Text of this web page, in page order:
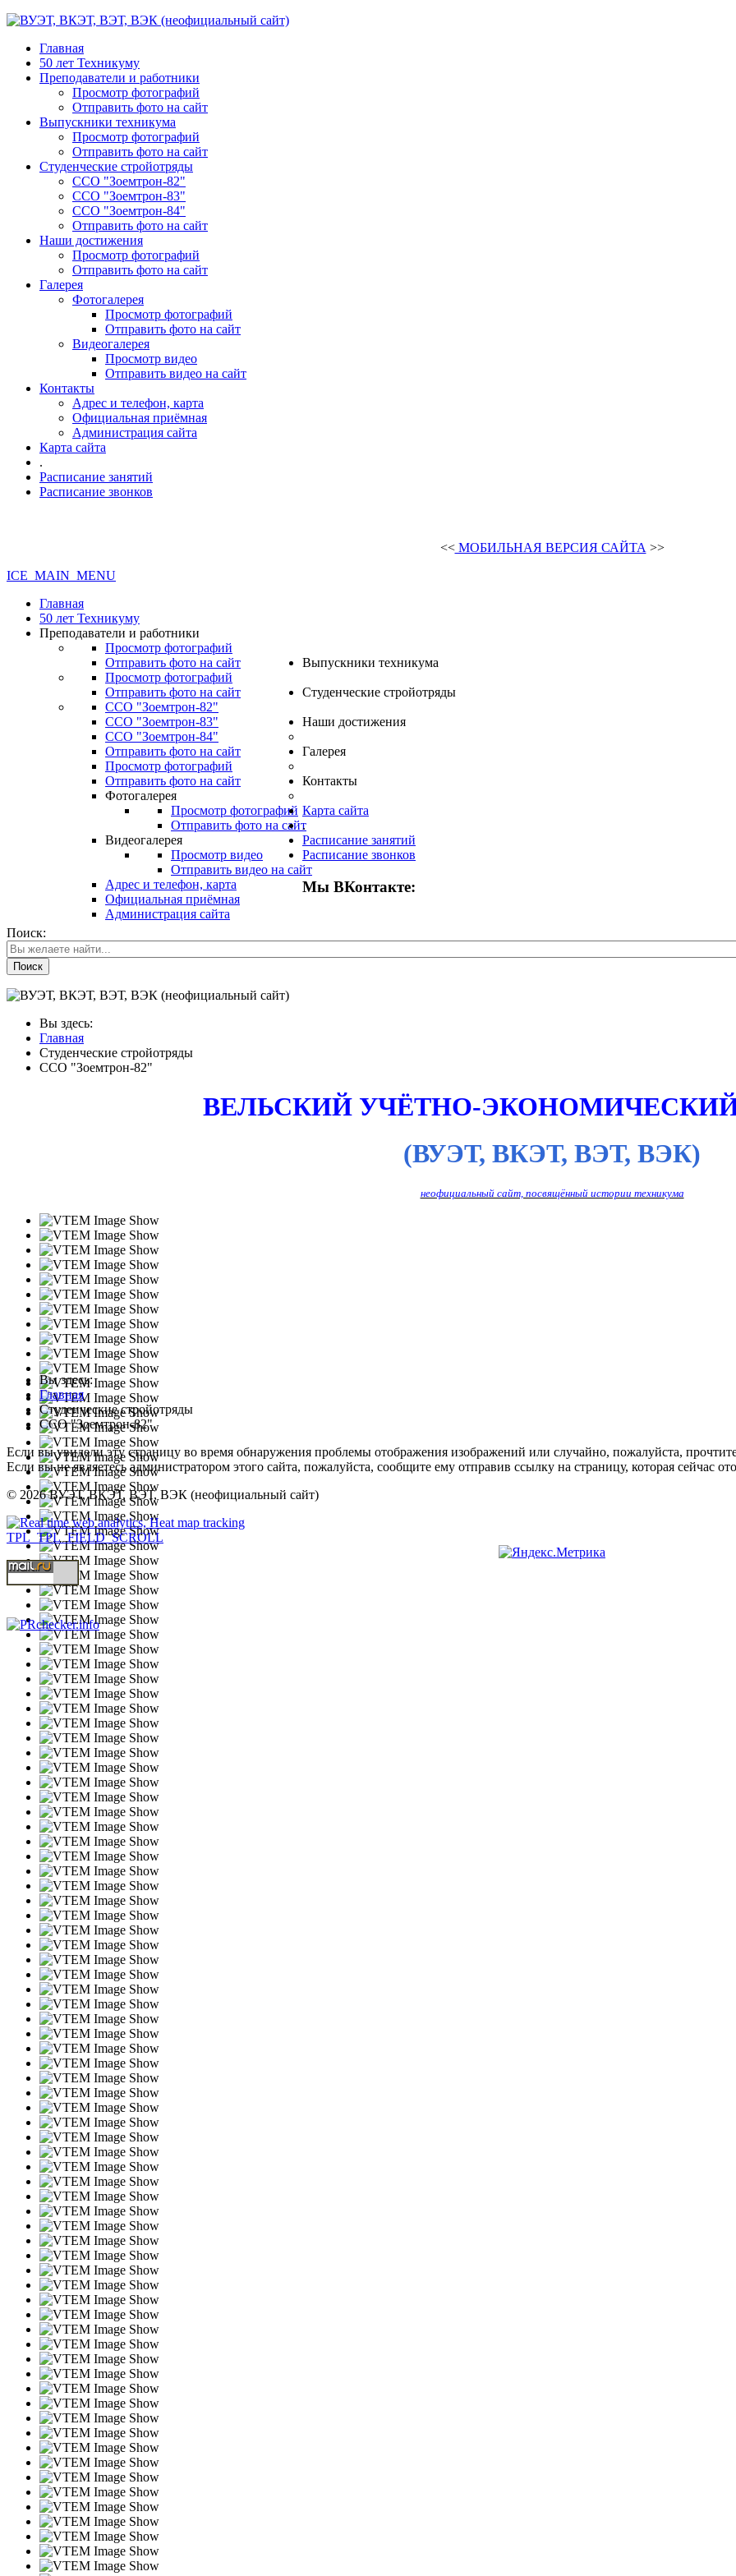
Главная
50 лет Техникуму
Преподаватели и работники
Просмотр фотографий
Отправить фото на сайт
Выпускники техникума
Просмотр фотографий
Отправить фото на сайт
Студенческие стройотряды
ССО "Зоемтрон-82"
ССО "Зоемтрон-83"
ССО "Зоемтрон-84"
Отправить фото на сайт
Наши достижения
Просмотр фотографий
Отправить фото на сайт
Галерея
Фотогалерея
Просмотр фотографий
Отправить фото на сайт
Видеогалерея
Просмотр видео
Отправить видео на сайт
Контакты
Адрес и телефон, карта
Официальная приёмная
Администрация сайта
Карта сайта
.
Расписание занятий
Расписание звонков
<<МОБИЛЬНАЯ ВЕРСИЯ САЙТА >>
ICE_MAIN_MENU
Главная
50 лет Техникуму
Преподаватели и работники
Просмотр фотографий
Отправить фото на сайт
Выпускники техникума
Просмотр фотографий
Отправить фото на сайт
Студенческие стройотряды
ССО "Зоемтрон-82"
ССО "Зоемтрон-83"
ССО "Зоемтрон-84"
Отправить фото на сайт
Наши достижения
Просмотр фотографий
Отправить фото на сайт
Галерея
Фотогалерея
Просмотр фотографий
Отправить фото на сайт
Видеогалерея
Просмотр видео
Отправить видео на сайт
Контакты
Адрес и телефон, карта
Официальная приёмная
Администрация сайта
Карта сайта
.
Расписание занятий
Расписание звонков
Мы ВКонтакте:
Поиск:
Поиск
Вы здесь:
Главная
Студенческие стройотряды
ССО "Зоемтрон-82"
ВЕЛЬСКИЙ УЧЁТНО-
(ВУЭТ, ВКЭТ, ВЭТ, ВЭК)
неофициальный сайт, посвящённый истории техникума
Вы здесь:
Главная
Студенческие стройотряды
ССО "Зоемтрон-82"
Если вы увидели эту страницу во время обнаружения проблемы отображения изображений или случайно, пожалуйста,
Если вы не являетесь администратором этого сайта, пожалуйста, сообщите ему отправив ссылку на страницу, которая сейчас
© 2026 ВУЭТ, ВКЭТ, ВЭТ, ВЭК (неофициальный сайт)
TPL_TPL_FIELD_SCROLL